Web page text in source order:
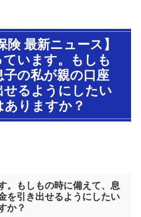
険 最新ニュース】
います。もしも
の私が親の口座
せるようにしたい
りますか？
。もしもの時に備えて、息
を引き出せるようにしたい
か？